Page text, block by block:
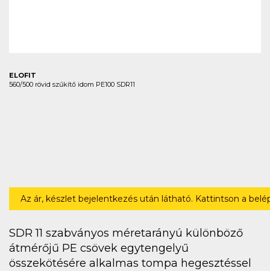
ELOFIT
560/500 rövid szűkítő idom PE100 SDR11
Az ár, készlet bejelentkezés után látható. Kattintson a
SDR 11 szabványos méretarányú különböző
átmérőjű PE csövek egytengelyű
összekötésére alkalmas tompa hegesztéssel